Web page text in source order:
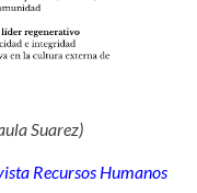
Suarez)
Recursos Humanos